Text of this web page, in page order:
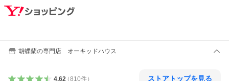
胡蝶蘭の専門店 オーキッドハウス
4.62（810件） ストアトップを見る